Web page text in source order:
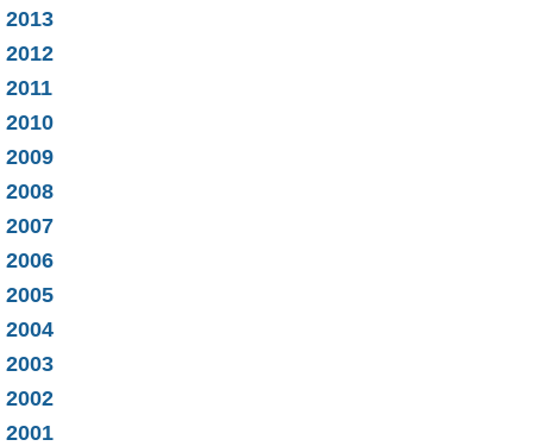
2013
2012
2011
2010
2009
2008
2007
2006
2005
2004
2003
2002
2001